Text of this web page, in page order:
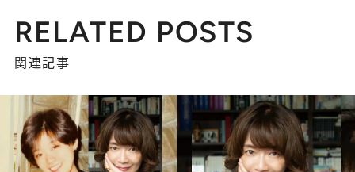
RELATED POSTS
関連記事